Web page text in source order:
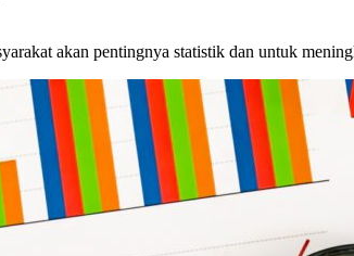
akan pentingnya statistik dan untuk